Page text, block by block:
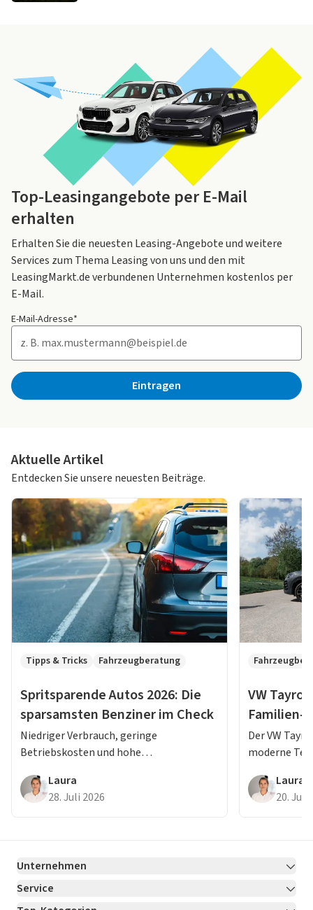
Top-Leasingangebote per E-Mail
erhalten
Erhalten Sie die neuesten Leasing-Angebote und weitere
Services zum Thema Leasing von uns und den mit
LeasingMarkt.de verbundenen Unternehmen kostenlos per
E-Mail.
E-Mail-Adresse*
Eintragen
Aktuelle Artikel
Entdecken Sie unsere neuesten Beiträge.
Tipps & Tricks Fahrzeugberatung
Spritsparende Autos 2026: Die
sparsamsten Benziner im Check
Niedriger Verbrauch, geringe
Betriebskosten und hohe
gehören 2026 zu den sparsamsten
Modellen ihrer Klasse.
Laura
28. Juli 2026
VW
Familien-
Der VW
moderne
Lesen Sie
Testbericht.
Laura
20. Juli
Unternehmen
Über LeasingMarkt.de
Service